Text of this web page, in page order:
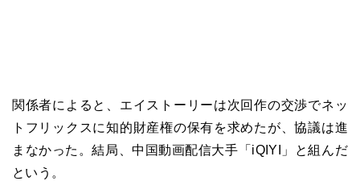
関係者によると、エイストーリーは次回作の交渉でネッ
トフリックスに知的財産権の保有を求めたが、協議は進
まなかった。結局、中国動画配信大手「iQIYI」と組んだ
という。